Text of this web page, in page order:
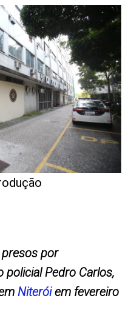
por
Pedro Carlos,
Niteróiem fevereiro